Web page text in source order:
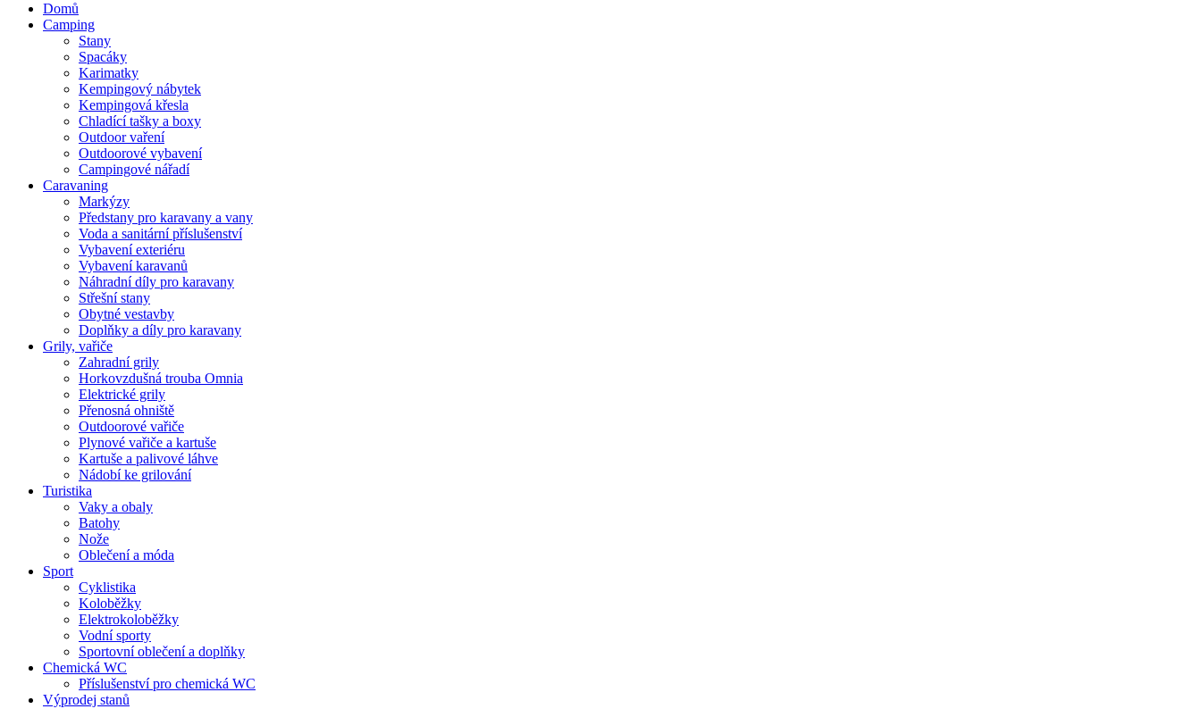
Domů
Camping
Stany
Spacáky
Karimatky
Kempingový nábytek
Kempingová křesla
Chladící tašky a boxy
Outdoor vaření
Outdoorové vybavení
Campingové nářadí
Caravaning
Markýzy
Předstany pro karavany a vany
Voda a sanitární příslušenství
Vybavení exteriéru
Vybavení karavanů
Náhradní díly pro karavany
Střešní stany
Obytné vestavby
Doplňky a díly pro karavany
Grily, vařiče
Zahradní grily
Horkovzdušná trouba Omnia
Elektrické grily
Přenosná ohniště
Outdoorové vařiče
Plynové vařiče a kartuše
Kartuše a palivové láhve
Nádobí ke grilování
Turistika
Vaky a obaly
Batohy
Nože
Oblečení a móda
Sport
Cyklistika
Koloběžky
Elektrokoloběžky
Vodní sporty
Sportovní oblečení a doplňky
Chemická WC
Příslušenství pro chemická WC
Výprodej stanů